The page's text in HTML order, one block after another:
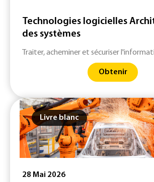
Technologies logicielles
des systèmes
Traiter, acheminer et sécuriser
Obtenir
Livre blanc
28 Mai 2026